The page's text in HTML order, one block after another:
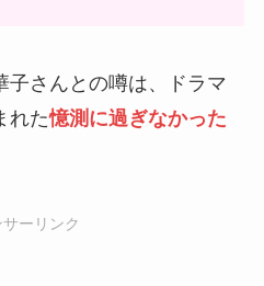
子さんとの噂は、ドラマ
れた憶測に過ぎなかった
サーリンク